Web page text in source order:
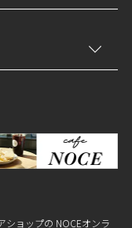
ショップの NOCEオンラ